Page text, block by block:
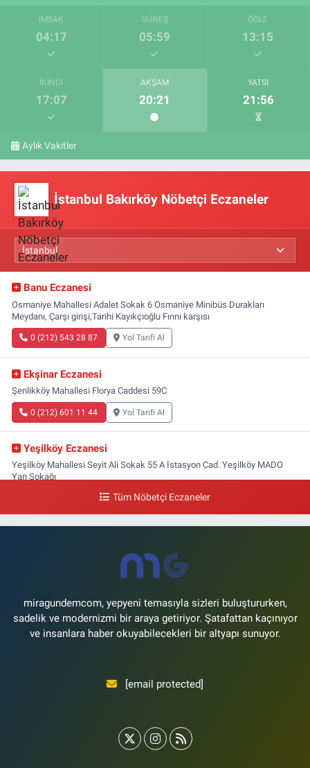
İMSAK
04:17
GÜNEŞ
05:59
ÖĞLE
13:15
İKINDI
17:07
AKŞAM
20:21
YATSI
21:56
Aylık Vakitler
İstanbul Bakırköy Nöbetçi Eczaneler
Banu Eczanesi
Osmaniye Mahallesi Adalet Sokak 6 Osmaniye Minibüs Durakları
Meydanı, Çarşı girişi,Tarihi Kayıkçıoğlu Fırını karşısı
0 (212) 543 28 87 Yol Tarifi Al
Ekşinar Eczanesi
Şenlikköy Mahallesi Florya Caddesi 59C
0 (212) 601 11 44 Yol Tarifi Al
Yeşilköy Eczanesi
Yeşilköy Mahallesi Seyit Ali Sokak 55 A İstasyon Cad. Yeşilköy MADO
Yan Sokağı
Yol Tarifi Al
Ataköy 3-4-11. Kısım Mahallesi Dr. Remzi Kazancıgil Caddesi Ataköy
4.Kısım Çarşısı No:12 Ataköy 4.Kısım Çarşısı
Tüm Nöbetçi Eczaneler
miragundemcom, yepyeni temasıyla sizleri buluştururken,
sadelik ve modernizmi bir araya getiriyor. Şatafattan kaçınıyor
ve insanlara haber okuyabilecekleri bir altyapı sunuyor.
[email protected]